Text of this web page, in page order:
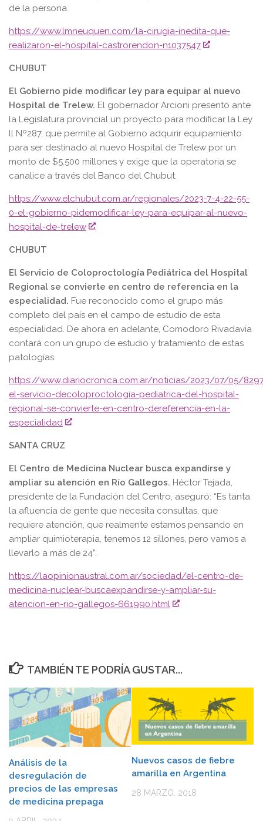
de la persona.
https://www.lmneuquen.com/la-cirugia-inedita-que-
realizaron-el-hospital-castrorendon-n1037547
CHUBUT
El Gobierno pide modificar ley para equipar al nuevo
Hospital de Trelew. El gobernador Arcioni presentó ante
la Legislatura provincial un proyecto para modificar la Ley
ll Nº287, que permite al Gobierno adquirir equipamiento
para ser destinado al nuevo Hospital de Trelew por un
monto de $5.500 millones y exige que la operatoria se
canalice a través del Banco del Chubut.
https://www.elchubut.com.ar/regionales/2023-7-4-22-55-
0-el-gobierno-pidemodificar-ley-para-equipar-al-nuevo-
hospital-de-trelew
CHUBUT
El Servicio de Coloproctología Pediátrica del Hospital
Regional se convierte en centro de referencia en la
especialidad. Fue reconocido como el grupo más
completo del país en el campo de estudio de esta
especialidad. De ahora en adelante, Comodoro Rivadavia
contará con un grupo de estudio y tratamiento de estas
patologías.
https://www.diariocronica.com.ar/noticias/2023/07/05/
el-servicio-decoloproctologia-pediatrica-del-hospital-
regional-se-convierte-en-centro-dereferencia-en-la-
especialidad
SANTA CRUZ
El Centro de Medicina Nuclear busca expandirse y
ampliar su atención en Río Gallegos. Héctor Tejada,
presidente de la Fundación del Centro, aseguró: “Es tanta
la afluencia de gente que necesita consultas, que
requiere atención, que realmente estamos pensando en
ampliar quimioterapia, tenemos 12 sillones, pero vamos a
llevarlo a más de 24”.
https://laopinionaustral.com.ar/sociedad/el-centro-de-
medicina-nuclear-buscaexpandirse-y-ampliar-su-
atencion-en-rio-gallegos-661990.html
TAMBIÉN TE PODRÍA GUSTAR...
Análisis de la
desregulación de
precios de las empresas
de medicina prepaga
Nuevos casos de fiebre
amarilla en Argentina
28 MARZO, 2018